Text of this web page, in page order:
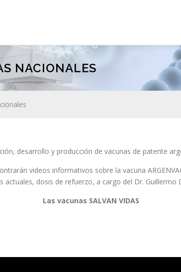
NACIONALES
desarrollo y producción de vacunas de patente
videos informativos sobre la vacuna
actuales, dosis de refuerzo, a cargo del Dr. Guillermo
Las vacunas SALVAN VIDAS